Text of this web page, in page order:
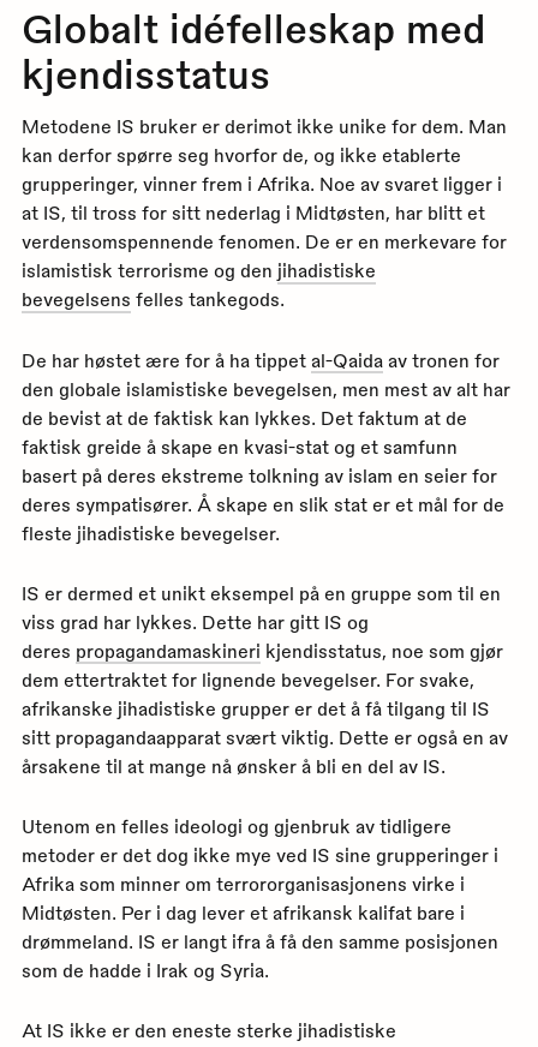
Globalt idéfelleskap med
kjendisstatus
Metodene IS bruker er derimot ikke unike for dem. Man
kan derfor spørre seg hvorfor de, og ikke etablerte
grupperinger, vinner frem i Afrika. Noe av svaret ligger i
at IS, til tross for sitt nederlag i Midtøsten, har blitt et
verdensomspennende fenomen. De er en merkevare for
islamistisk terrorisme og den jihadistiske
bevegelsens felles tankegods.
De har høstet ære for å ha tippet al-Qaidaav tronen for
den globale islamistiske bevegelsen, men mest av alt har
de bevist at de faktisk kan lykkes. Det faktum at de
faktisk greide å skape en kvasi-stat og et samfunn
basert på deres ekstreme tolkning av islam en seier for
deres sympatisører. Å skape en slik stat er et mål for de
fleste jihadistiske bevegelser.
IS er dermed et unikt eksempel på en gruppe som til en
viss grad har lykkes. Dette har gitt IS og
deres propagandamaskineri kjendisstatus, noe som gjør
dem ettertraktet for lignende bevegelser. For svake,
afrikanske jihadistiske grupper er det å få tilgang til IS
sitt propagandaapparat svært viktig. Dette er også en av
årsakene til at mange nå ønsker å bli en del av IS.
Utenom en felles ideologi og gjenbruk av tidligere
metoder er det dog ikke mye ved IS sine grupperinger i
Afrika som minner om terrororganisasjonens virke i
Midtøsten. Per i dag lever et afrikansk kalifat bare i
drømmeland. IS er langt ifra å få den samme posisjonen
som de hadde i Irak og Syria.
At IS ikke er den eneste sterke jihadistiske